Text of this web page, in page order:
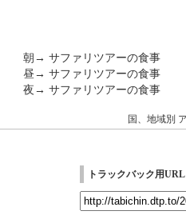
朝→ サファリツアーの食事
昼→ サファリツアーの食事
夜→ サファリツアーの食事
国、地域別
トラックバック用URL